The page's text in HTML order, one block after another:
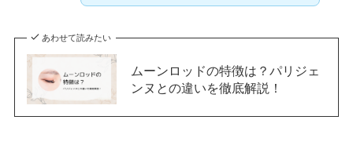
あわせて読みたい
ムーンロッドの特徴は？パリジェ
ンヌとの違いを徹底解説！